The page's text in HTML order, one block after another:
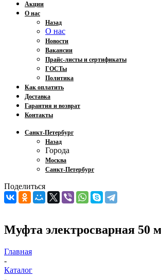
Акции
О нас
Назад
О нас
Новости
Вакансии
Прайс-листы и сертификаты
ГОСТы
Политика
Как оплатить
Доставка
Гарантия и возврат
Контакты
Санкт-Петербург
Назад
Города
Москва
Санкт-Петербург
Поделиться
Муфта электросварная 50
Главная
-
Каталог